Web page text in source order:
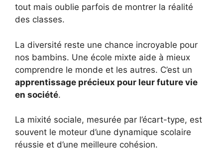
tout mais oublie parfois de montrer la réalité
des classes.
La diversité reste une chance incroyable pour
nos bambins. Une école mixte aide à mieux
comprendre le monde et les autres. C’est un
apprentissage précieux pour leur future vie
en société.
La mixité sociale, mesurée par l’écart-type, est
souvent le moteur d’une dynamique scolaire
réussie et d’une meilleure cohésion.